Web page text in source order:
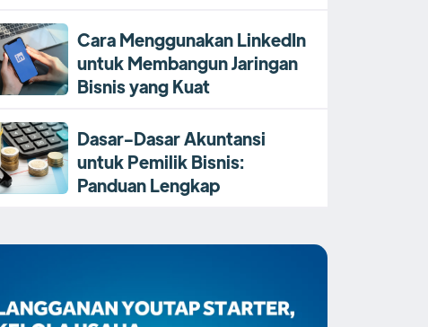
Cara Menggunakan LinkedIn
untuk Membangun Jaringan
Bisnis yang Kuat
Dasar-Dasar Akuntansi
untuk Pemilik Bisnis:
Panduan Lengkap